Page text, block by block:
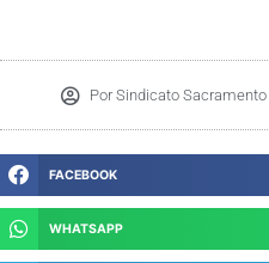
PorSindicato Sacramento
FACEBOOK
WHATSAPP